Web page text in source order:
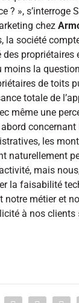
? », s’interroge
chez
la société
propriétaires
moins la
de toits
totale de
même une
les
naturellement
mais
la faisabilité
notre métier et
à nos clients